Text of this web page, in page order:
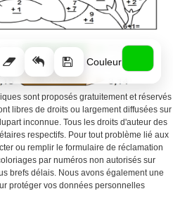
Couleur
sont proposés gratuitement et réservés
libres de droits ou largement diffusées sur
inconnue. Tous les droits d'auteur des
respectifs. Pour tout problème lié aux
ou remplir le formulaire de réclamation
par numéros non autorisés sur
brefs délais. Nous avons également une
protéger vos données personnelles